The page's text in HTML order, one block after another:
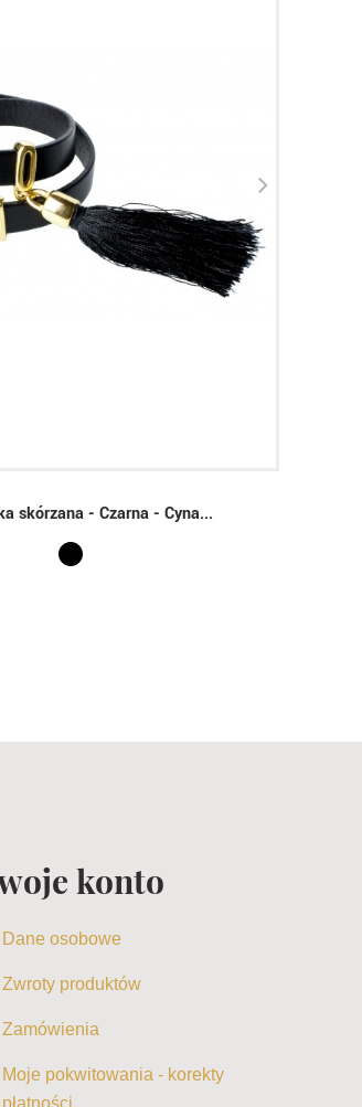
skórzana - Czarna - Cyna...
konto
Dane osobowe
Zwroty produktów
Zamówienia
Moje pokwitowania - korekty
płatności